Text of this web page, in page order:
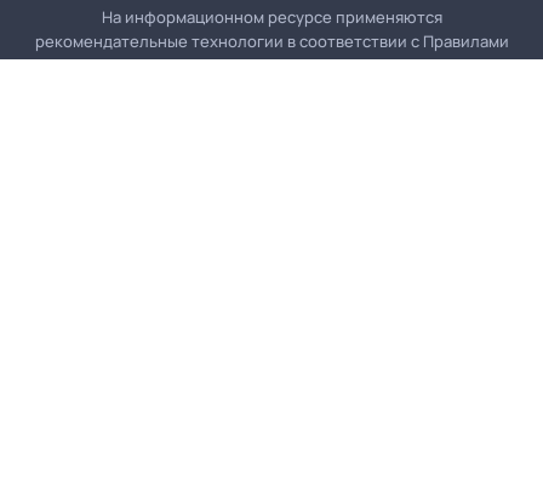
На информационном ресурсе применяются
рекомендательные технологии в соответствии с Правилами